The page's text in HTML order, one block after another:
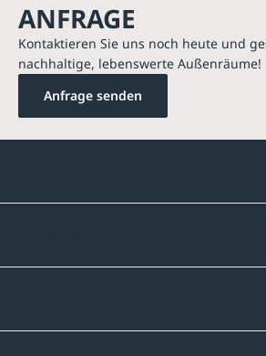
ANFRAGE
Kontaktieren Sie uns noch heute und
nachhaltige, lebenswerte Außenräume!
Anfrage senden